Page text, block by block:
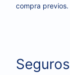
compra previos.
Seguros